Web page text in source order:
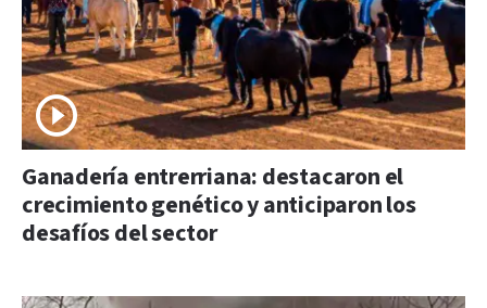
Ganadería entrerriana: destacaron el
crecimiento genético y anticiparon los
desafíos del sector